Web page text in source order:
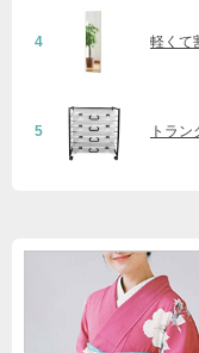
4 軽くて
5 トラ